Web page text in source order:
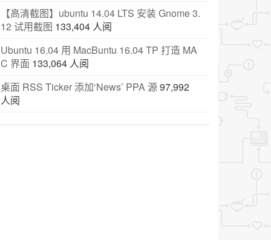
【高清截图】ubuntu 14.04 LTS 安装 Gnome 3.
12 试用截图 133,404 人阅
Ubuntu 16.04 用 MacBuntu 16.04 TP 打造 MA
C 界面 133,064 人阅
桌面 RSS Ticker 添加‘News’ PPA 源97,992
人阅